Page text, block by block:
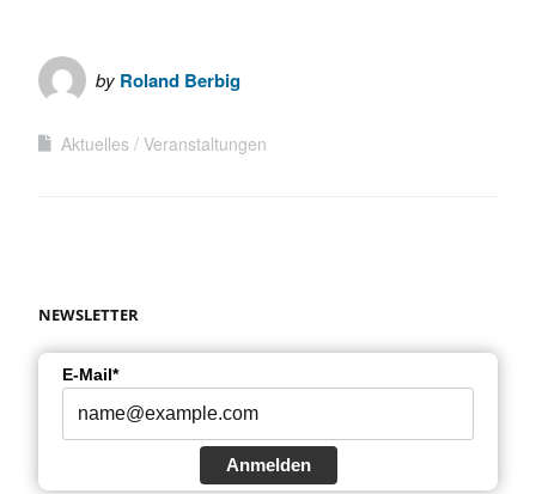
by Roland Berbig
Aktuelles Veranstaltungen
NEWSLETTER
E-Mail*
Anmelden